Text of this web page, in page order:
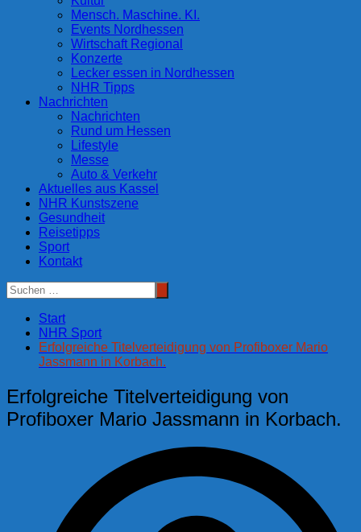
Mensch. Maschine. KI.
Events Nordhessen
Wirtschaft Regional
Konzerte
Lecker essen in Nordhessen
NHR Tipps
Nachrichten
Nachrichten
Rund um Hessen
Lifestyle
Messe
Auto & Verkehr
Aktuelles aus Kassel
NHR Kunstszene
Gesundheit
Reisetipps
Sport
Kontakt
Start
NHR Sport
Erfolgreiche Titelverteidigung von Profiboxer Mario
Jassmann in Korbach.
Erfolgreiche Titelverteidigung von
Profiboxer Mario Jassmann in Korbach.